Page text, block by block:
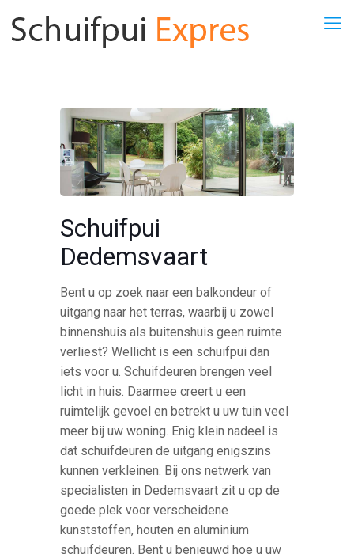
Schuifpui
Dedemsvaart
Bent u op zoek naar een balkondeur of
uitgang naar het terras, waarbij u zowel
binnenshuis als buitenshuis geen ruimte
verliest? Wellicht is een schuifpui dan
iets voor u. Schuifdeuren brengen veel
licht in huis. Daarmee creert u een
ruimtelijk gevoel en betrekt u uw tuin veel
meer bij uw woning. Enig klein nadeel is
dat schuifdeuren de uitgang enigszins
kunnen verkleinen. Bij ons netwerk van
specialisten in Dedemsvaart zit u op de
goede plek voor verscheidene
kunststoffen, houten en aluminium
schuifdeuren. Bent u benieuwd hoe u uw